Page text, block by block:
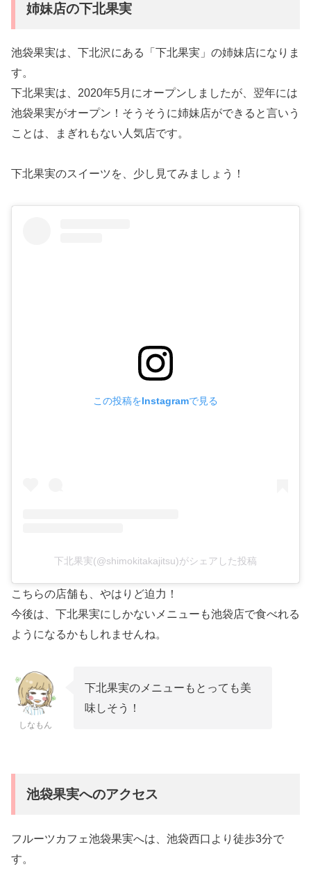
姉妹店の下北果実
池袋果実は、下北沢にある「下北果実」の姉妹店になりま
す。
下北果実は、2020年5月にオープンしましたが、翌年には
池袋果実がオープン！そうそうに姉妹店ができると言いう
ことは、まぎれもない人気店です。
下北果実のスイーツを、少し見てみましょう！
この投稿をInstagramで見る
下北果実(@shimokitakajitsu)がシェアした投稿
こちらの店舗も、やはりど迫力！
今後は、下北果実にしかないメニューも池袋店で食べれる
ようになるかもしれませんね。
しなもん
下北果実のメニューもとっても美
味しそう！
池袋果実へのアクセス
フルーツカフェ池袋果実へは、池袋西口より徒歩3分で
す。